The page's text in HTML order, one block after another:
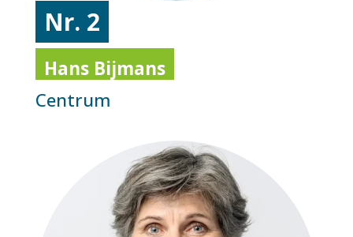
Nr. 2
Hans Bijmans
Centrum